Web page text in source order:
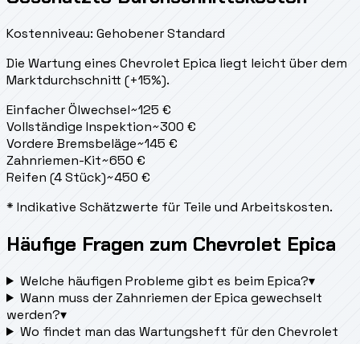
Kostenniveau: Gehobener Standard
Die Wartung eines Chevrolet Epica liegt leicht über dem
Marktdurchschnitt (+15%).
Einfacher Ölwechsel~125 €
Vollständige Inspektion~300 €
Vordere Bremsbeläge~145 €
Zahnriemen-Kit~650 €
Reifen (4 Stück)~450 €
* Indikative Schätzwerte für Teile und Arbeitskosten.
Häufige Fragen zum Chevrolet Epica
Welche häufigen Probleme gibt es beim Epica?▾
Wann muss der Zahnriemen der Epica gewechselt
werden?▾
Wo findet man das Wartungsheft für den Chevrolet